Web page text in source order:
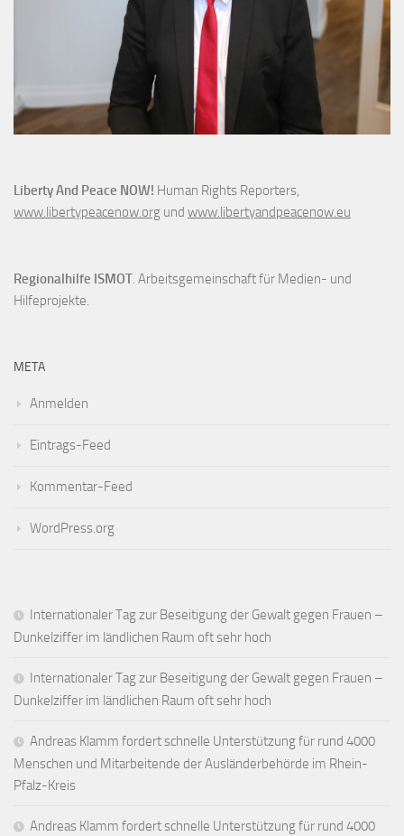
Liberty And Peace NOW! Human Rights Reporters,
www.libertypeacenow.org und www.libertyandpeacenow.eu
Regionalhilfe ISMOT. Arbeitsgemeinschaft für Medien- und
Hilfeprojekte.
META
Anmelden
Eintrags-Feed
Kommentar-Feed
WordPress.org
Internationaler Tag zur Beseitigung der Gewalt gegen Frauen –
Dunkelziffer im ländlichen Raum oft sehr hoch
Internationaler Tag zur Beseitigung der Gewalt gegen Frauen –
Dunkelziffer im ländlichen Raum oft sehr hoch
Andreas Klamm fordert schnelle Unterstützung für rund 4000
Menschen und Mitarbeitende der Ausländerbehörde im Rhein-
Pfalz-Kreis
Andreas Klamm fordert schnelle Unterstützung für rund 4000